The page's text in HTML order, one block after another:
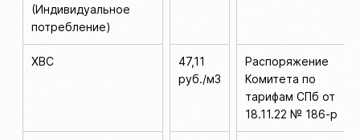
(Индивидуальное
потребление)
ХВС
47,11
руб./м3
Распоряжение
Комитета по
тарифам СПб от
18.11.22 № 186-р